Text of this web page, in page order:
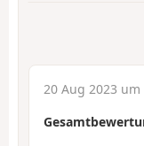
20 Aug 2023 um